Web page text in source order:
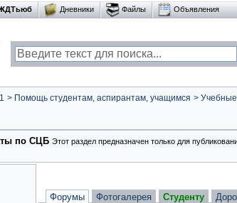
Дневники Файлы Объявления
> Помощь студентам, аспирантам, учащимся >
по СЦБ Этот раздел предназначен только для
Форумы Фотогалерея Студенту